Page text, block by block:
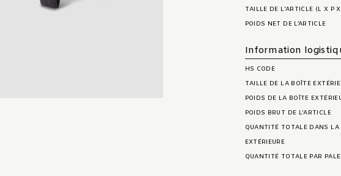
TAILLE DE L'ARTICLE (L X P
POIDS NET DE L’ARTICLE
Information
HS CODE
TAILLE DE LA BOÎTE
POIDS DE LA BOÎTE
POIDS BRUT DE L'ARTICLE
QUANTITÉ TOTALE DANS LA
EXTÉRIEURE
QUANTITÉ TOTALE PAR